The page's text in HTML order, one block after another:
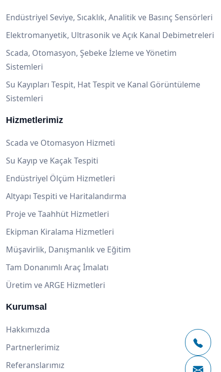
Endüstriyel Seviye, Sıcaklık, Analitik ve Basınç Sensörleri
Elektromanyetik, Ultrasonik ve Açık Kanal Debimetreleri
Scada, Otomasyon, Şebeke İzleme ve Yönetim
Sistemleri
Su Kayıpları Tespit, Hat Tespit ve Kanal Görüntüleme
Sistemleri
Hizmetlerimiz
Scada ve Otomasyon Hizmeti
Su Kayıp ve Kaçak Tespiti
Endüstriyel Ölçüm Hizmetleri
Altyapı Tespiti ve Haritalandırma
Proje ve Taahhüt Hizmetleri
Ekipman Kiralama Hizmetleri
Müşavirlik, Danışmanlık ve Eğitim
Tam Donanımlı Araç İmalatı
Üretim ve ARGE Hizmetleri
Kurumsal
Hakkımızda
Partnerlerimiz
Referanslarımız